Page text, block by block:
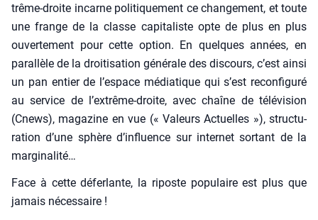
trême-droite incarne poli­ti­que­ment ce chan­ge­ment, et toute
une frange de la classe capi­ta­liste opte de plus en plus
ouver­te­ment pour cette option. En quelques années, en
paral­lèle de la droi­ti­sa­tion géné­rale des dis­cours, c’est ain­si
un pan entier de l’es­pace média­tique qui s’est recon­fi­gu­ré
au ser­vice de l’ex­trême-droite, avec chaîne de télé­vi­sion
(Cnews), maga­zine en vue (« Valeurs Actuelles »), struc­tu­
ra­tion d’une sphère d’in­fluence sur inter­net sor­tant de la
mar­gi­na­li­té…
Face à cette défer­lante, la riposte popu­laire est plus que
jamais néces­saire !